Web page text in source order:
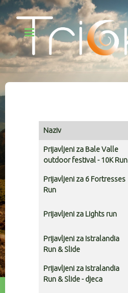
Articles
Naziv
Prijavljeni za Bale Valle
outdoor festival - 10K Run
Prijavljeni za 6 Fortresses
Run
Prijavljeni za Lights run
Prijavljeni za Istralandia
Run & Slide
Prijavljeni za Istralandia
Run & Slide - djeca